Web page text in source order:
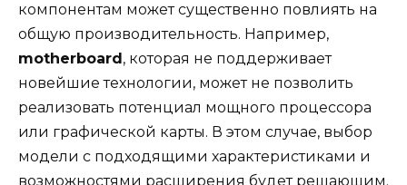
компонентам может существенно повлиять на
общую производительность. Например,
motherboard , которая не поддерживает
новейшие технологии, может не позволить
реализовать потенциал мощного процессора
или графической карты. В этом случае, выбор
модели с подходящими характеристиками и
возможностями расширения будет решающим.